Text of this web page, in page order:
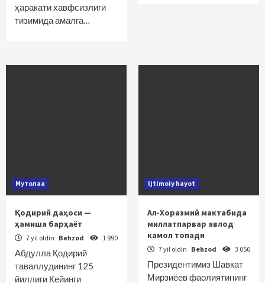
ҳаракати хавфсизлиги
тизимида амалга…
Мутолаа
Қодирий даҳоси —
ҳамиша барҳаёт
7 yil oldin Behzod 1 990
Абдулла Қодирий
таваллудининг 125
йиллиги Кейинги
Ijtimoiy hayot
Ал-Хоразмий мактабида
миллатпарвар авлод
камол топади
7 yil oldin Behzod 3 056
Президентимиз Шавкат
Мирзиёев фаолиятининг